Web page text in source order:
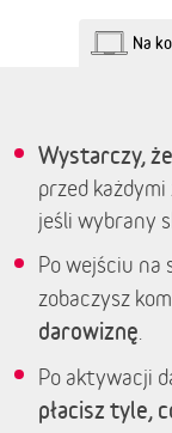
Na
Wystarczy,
przed
jeśli wybrany
Po wejściu
zobaczysz
darowiznę
Po aktywacji
płacisz tyle,